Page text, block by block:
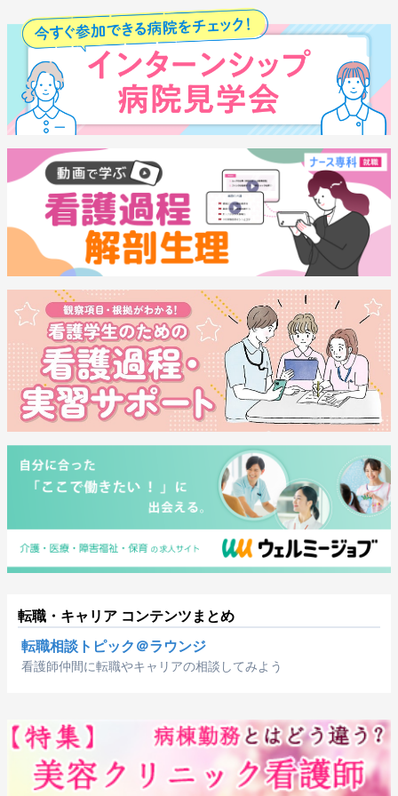
転職・キャリア コンテンツまとめ
転職相談トピック＠ラウンジ
看護師仲間に転職やキャリアの相談してみよう